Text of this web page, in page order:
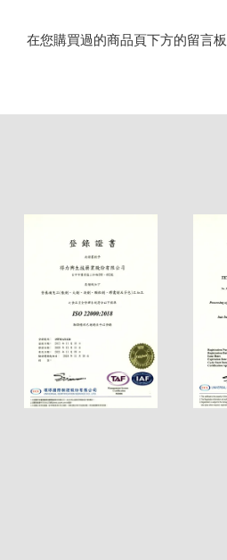
在您購買過的商品頁下方的留言